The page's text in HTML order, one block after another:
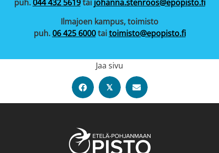
puh.044 432 5619tai johanna.stenroos@epopisto.fi
Ilmajoen kampus, toimisto
puh.06 425 6000taitoimisto@epopisto.fi
Jaa sivu
𝕏